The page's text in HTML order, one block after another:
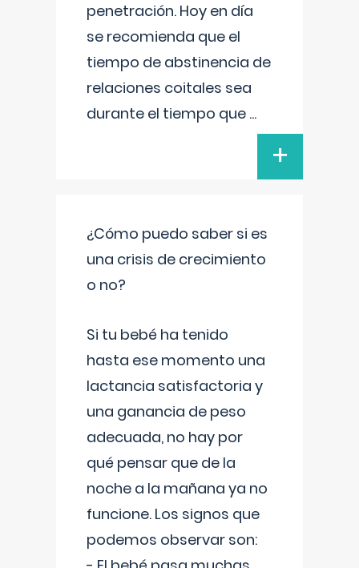
penetración. Hoy en día
se recomienda que el
tiempo de abstinencia de
relaciones coitales sea
durante el tiempo que ...
+
¿Cómo puedo saber si es
una crisis de crecimiento
o no?
Si tu bebé ha tenido
hasta ese momento una
lactancia satisfactoria y
una ganancia de peso
adecuada, no hay por
qué pensar que de la
noche a la mañana ya no
funcione. Los signos que
podemos observar son: